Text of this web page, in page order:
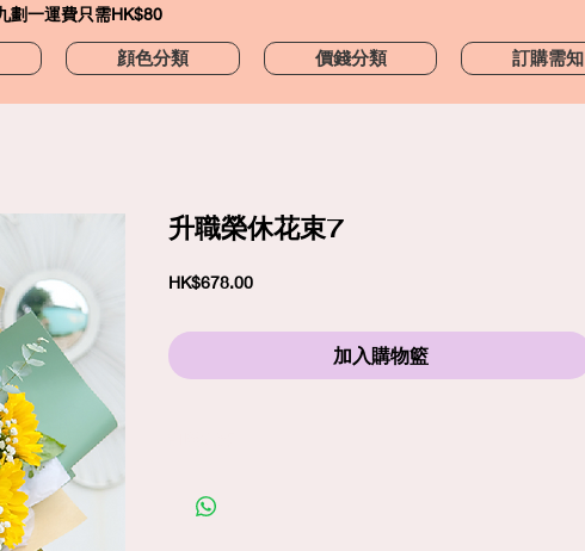
劃一運費只需HK$80
顔色分類 價錢分類 訂購需知
升職榮休花束7
HK$678.00價
加入購物籃
包括免費精品心意卡
照片僅供參考；在你購買鮮花產品前，請細閱送貨服務及替換